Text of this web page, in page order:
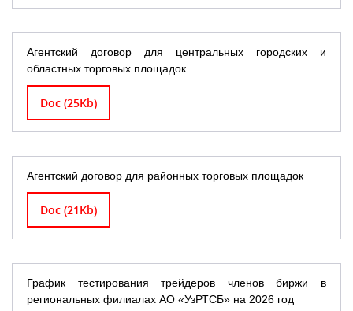
Агентский договор для центральных городских и
областных торговых площадок
Doc (25Kb)
Агентский договор для районных торговых площадок
Doc (21Kb)
График тестирования трейдеров членов биржи в
региональных филиалах АО «УзРТСБ» на 2026 год